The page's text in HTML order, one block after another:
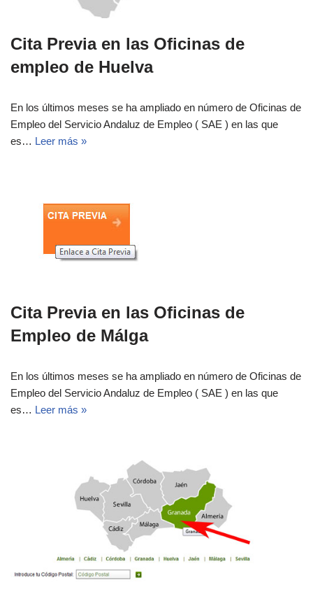
Cita Previa en las Oficinas de
empleo de Huelva
En los últimos meses se ha ampliado en número de Oficinas de
Empleo del Servicio Andaluz de Empleo ( SAE ) en las que
es… Leer más »
Cita Previa en las Oficinas de
Empleo de Málga
En los últimos meses se ha ampliado en número de Oficinas de
Empleo del Servicio Andaluz de Empleo ( SAE ) en las que
es… Leer más »